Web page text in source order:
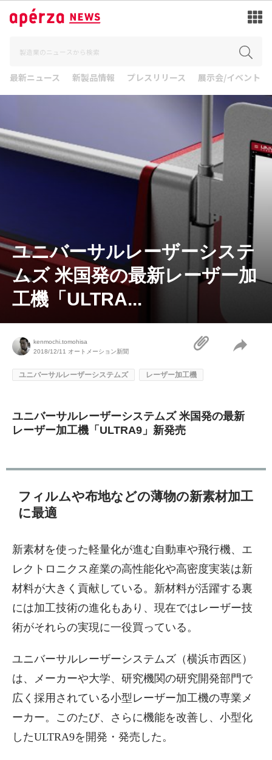
最新ニュース 新製品情報 プレスリリース 展示会/イベント
ユニバーサルレーザーシステ
ムズ 米国発の最新レーザー加
工機「ULTRA...
kenmochi.tomohisa
2018/12/11 オートメーション新聞
ユニバーサルレーザーシステムズ レーザー加工機
ユニバーサルレーザーシステムズ 米国発の最新
レーザー加工機「ULTRA9」新発売
フィルムや布地などの薄物の新素材加工
に最適
新素材を使った軽量化が進む自動車や飛行機、エ
レクトロニクス産業の高性能化や高密度実装は新
材料が大きく貢献している。新材料が活躍する裏
には加工技術の進化もあり、現在ではレーザー技
術がそれらの実現に一役買っている。
ユニバーサルレーザーシステムズ（横浜市西区）
は、メーカーや大学、研究機関の研究開発部門で
広く採用されている小型レーザー加工機の専業メ
ーカー。このたび、さらに機能を改善し、小型化
したULTRA9を開発・発売した。